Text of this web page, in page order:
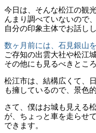
今日は、そんな松江の観
んまり調べていないので
自分の印象主体でお話しし
数ヶ月前には、石見銀山
ご存知の出雲大社や松江
その他にも見るべきとこ
松江市は、結構広くて、
も擁しているので、景色
さて、僕はお城も見える
が、ちょっと車を走らせ
できます。